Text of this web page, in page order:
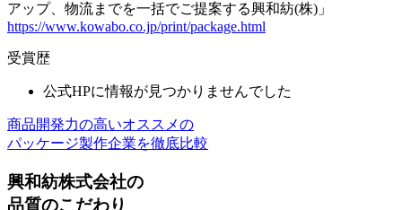
アップ、物流までを一括でご提案する興和紡(株)」
https://www.kowabo.co.jp/print/package.html
受賞歴
公式HPに情報が見つかりませんでした
商品開発力の高いオススメの
パッケージ製作企業を徹底比較
興和紡株式会社の
品質のこだわり